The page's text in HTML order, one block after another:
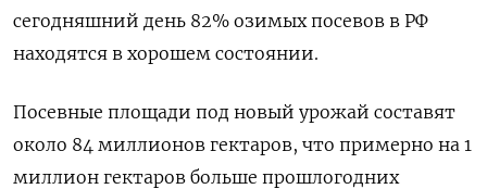
сегодняшний день 82% озимых посевов в РФ
находятся в хорошем состоянии.
Посевные площади под новый урожай составят
около 84 миллионов гектаров, что примерно на 1
миллион гектаров больше прошлогодних